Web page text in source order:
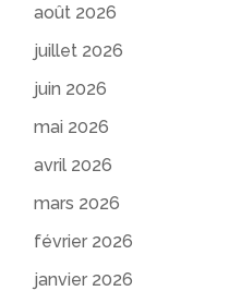
août 2026
juillet 2026
juin 2026
mai 2026
avril 2026
mars 2026
février 2026
janvier 2026